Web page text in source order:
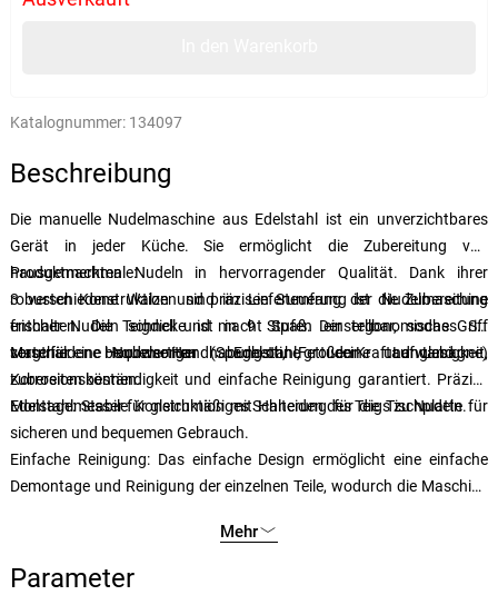
Katalognummer: 134097
Beschreibung
Die manuelle Nudelmaschine aus Edelstahl ist ein unverzichtbares
Gerät in jeder Küche. Sie ermöglicht die Zubereitung von
hausgemachten Nudeln in hervorragender Qualität. Dank ihrer
robusten Konstruktion und präzisen Steuerung ist die Zubereitung
frischer Nudeln schnell und macht Spaß. Der ergonomische Griff
sorgt für eine bequeme Handhabung ohne großen Kraftaufwand.
Produktmerkmale:
3 verschiedene Walzen sind im Lieferumfang der Nudelmaschine
enthalten. Die Teigdicke ist in 9 Stufen einstellbar, sodass Sie
verschiedene Nudelsorten (Spaghetti, Fettuccine und Lasagne)
zubereiten können.
Material: Hochwertiger Edelstahl, der Langlebigkeit,
Korrosionsbeständigkeit und einfache Reinigung garantiert. Präzise
Edelstahlmesser für gleichmäßiges Schneiden des Teigs zu Nudeln.
Montage: Stabile Konstruktion mit Halterung für die Tischplatte für
sicheren und bequemen Gebrauch.
Einfache Reinigung: Das einfache Design ermöglicht eine einfache
Demontage und Reinigung der einzelnen Teile, wodurch die Maschine
Mehr
Parameter